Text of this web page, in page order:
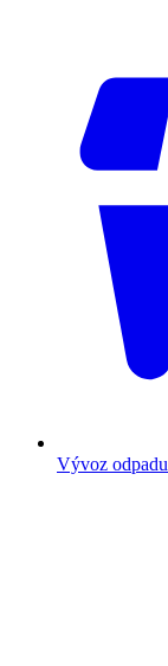
Vývoz odpadu